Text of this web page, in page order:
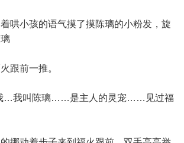
小孩的语气摸了摸陈璃的小粉发，旋
跟前一推。
叫陈璃……是主人的灵宠……见过福